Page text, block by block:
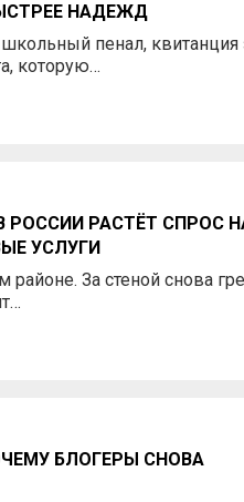
НАДЕЖД
пенал, квитанция
которую…
РОССИИ РАСТЁТ СПРОС
УСЛУГИ
За стеной снова
БЛОГЕРЫ СНОВА